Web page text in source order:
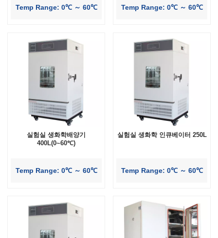
Temp Range: 0℃ ～ 60℃ Temp Range: 0℃ ～ 60℃
실험실 생화학배양기
400L(0~60℃)
Temp Range: 0℃ ～ 60℃
실험실 생화학 인큐베이터 250L
Temp Range: 0℃ ～ 60℃